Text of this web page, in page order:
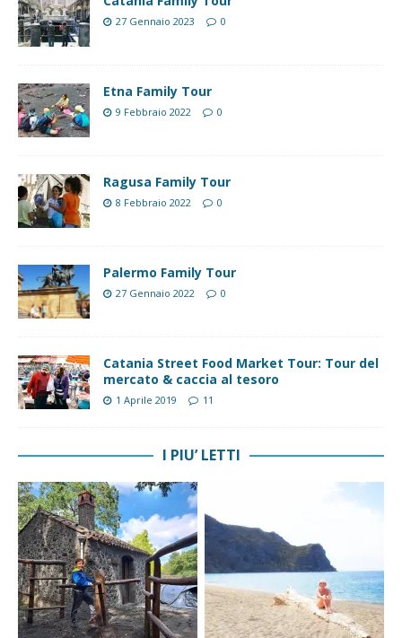
27 Gennaio 2023 0
Etna Family Tour
9 Febbraio 2022 0
Ragusa Family Tour
8 Febbraio 2022 0
Palermo Family Tour
27 Gennaio 2022 0
Catania Street Food Market Tour: Tour del
mercato & caccia al tesoro
1 Aprile 2019 11
I PIU’ LETTI